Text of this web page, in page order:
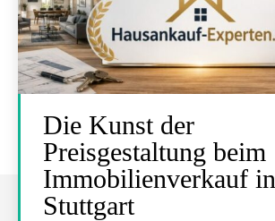
Die Kunst der
Preisgestaltung beim
Immobilienverkauf in
Stuttgart